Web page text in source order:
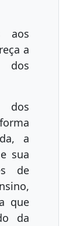
aos
a
dos
dos
a
sua
de
que
da